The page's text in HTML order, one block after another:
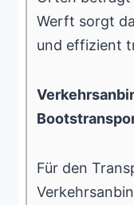
Werft sorgt
und effizient
Für den